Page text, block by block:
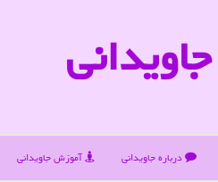
جاویدانی
درباره جاویدانی آموزش جاویدانی